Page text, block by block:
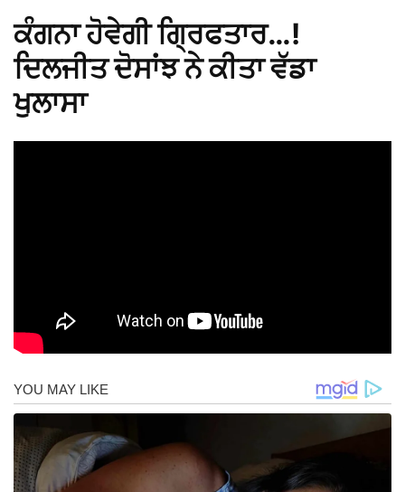
ਕੰਗਨਾ ਹੋਵੇਗੀ ਗ੍ਰਿਫਤਾਰ…!
ਦਿਲਜੀਤ ਦੋਸਾਂਝ ਨੇ ਕੀਤਾ ਵੱਡਾ
ਖੁਲਾਸਾ